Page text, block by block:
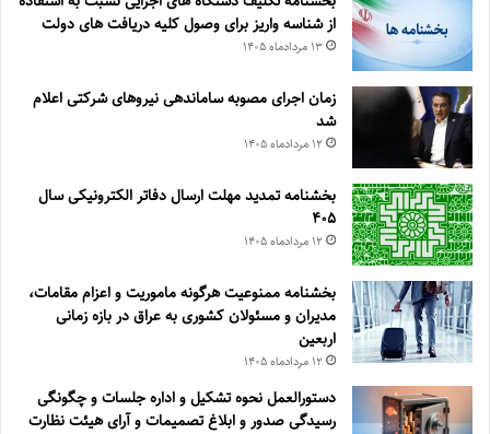
از شناسه واریز برای وصول کلیه دریافت های دولت
۱۳ مرداد‌ماه ۱۴۰۵
زمان اجرای مصوبه ساماندهی نیروهای شرکتی اعلام
شد
۱۲ مرداد‌ماه ۱۴۰۵
بخشنامه تمدید مهلت ارسال دفاتر الکترونیکی سال
۴۰۵
۱۲ مرداد‌ماه ۱۴۰۵
بخشنامه ممنوعیت هرگونه ماموریت و اعزام مقامات،
مدیران و مسئولان کشوری به عراق در بازه زمانی
اربعین
۱۲ مرداد‌ماه ۱۴۰۵
دستورالعمل نحوه تشکیل و اداره جلسات و چگونگی
رسیدگی صدور و ‏ابلاغ تصمیمات و‎ ‎آرای هیئت نظارت